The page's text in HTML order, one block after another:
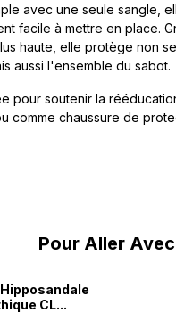
Pour Aller Avec
Hipposandale
CL...
avec une seule sangle,
facile à mettre en place.
haute, elle protège non
aussi l'ensemble du sabot.
pour soutenir la
comme chaussure de